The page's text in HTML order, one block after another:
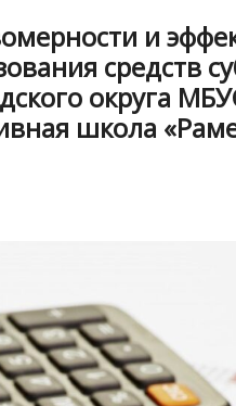
и
средств
округа
школа